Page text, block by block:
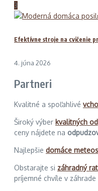
3
Efektívne stroje na cvičenie
4. júna 2026
Partneri
Kvalitné a spoľahlivé
Široký výber kvalitných
ceny nájdete na
Najlepšie domáce
Obstarajte si záhradný
príjemné chvíle v